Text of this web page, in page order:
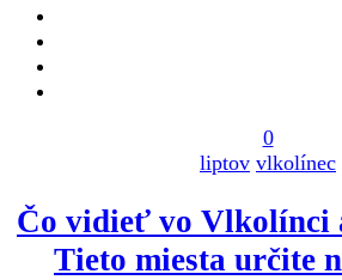
0
liptov vlkolínec
Čo vidieť vo Vlkolínci
Tieto miesta určite